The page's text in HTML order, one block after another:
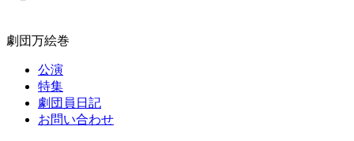
劇団万絵巻
公演
特集
劇団員日記
お問い合わせ